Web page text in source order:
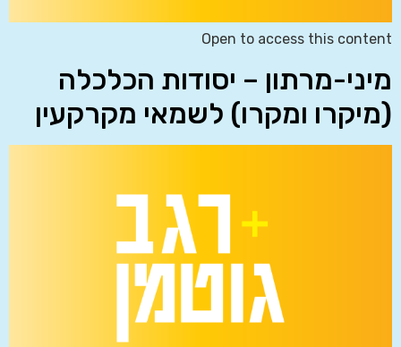
Open to access this content
מיני-מרתון – יסודות הכלכלה
(מיקרו ומקרו) לשמאי מקרקעין